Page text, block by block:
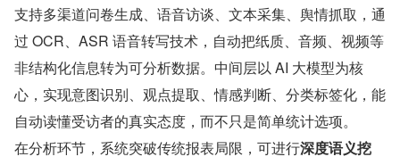
支持多渠道问卷生成、语音访谈、文本采集、舆情抓取，通
过 OCR、ASR 语音转写技术，自动把纸质、音频、视频等
非结构化信息转为可分析数据。中间层以 AI 大模型为核
心，实现意图识别、观点提取、情感判断、分类标签化，能
自动读懂受访者的真实态度，而不只是简单统计选项。
在分析环节，系统突破传统报表局限，可进行深度语义挖